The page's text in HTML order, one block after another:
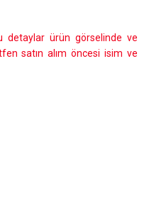
detaylar ürün görselinde ve
satın alım öncesi isim ve